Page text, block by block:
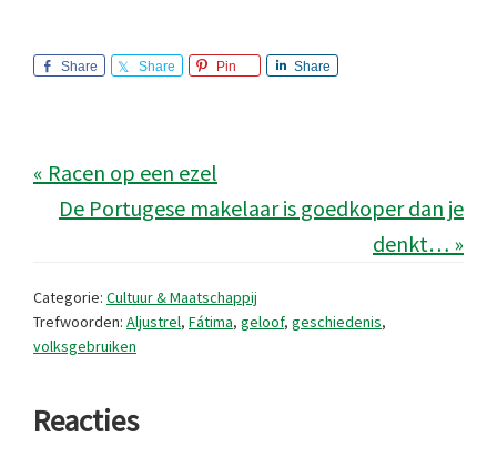
Share Share Pin Share
« Racen op een ezel
De Portugese makelaar is goedkoper dan je
denkt… »
Categorie: Cultuur & Maatschappij
Trefwoorden: Aljustrel, Fátima, geloof, geschiedenis,
volksgebruiken
Lees
Reacties